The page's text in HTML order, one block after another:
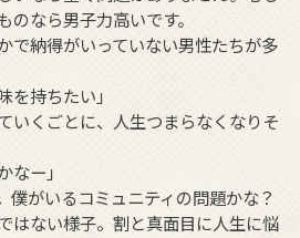
なら男子力高いです。
で納得がいっていない男性たちが多
を持ちたい」
いくごとに、人生つまらなくなりそ
なー」
僕がいるコミュニティの問題かな？
はない様子。割と真面目に人生に悩